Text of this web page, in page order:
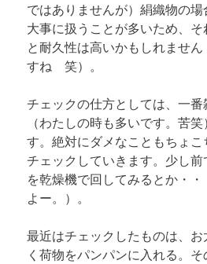
ではありませんが）絹織物の
大事に扱うことが多いため、
と耐久性は高いかもしれません
すね　笑）。
チェックの仕方としては、一
（わたしの時も多いです。苦
す。絶対にダメなこともちょこ
チェックしていきます。少し
を乾燥機で回してみるとか・
よー。）。
最近はチェックしたものは、 お
く荷物をパンパンに入れる。